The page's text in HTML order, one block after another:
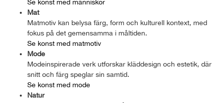
Se konst med människor
Mat
Matmotiv kan belysa färg, form och kulturell kontext, med
fokus på det gemensamma i måltiden.
Se konst med matmotiv
Mode
Modeinspirerade verk utforskar kläddesign och estetik, där
snitt och färg speglar sin samtid.
Se konst med mode
Natur